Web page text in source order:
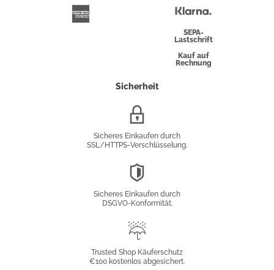
Überweisung
SEPA-
Lastschrift
Kauf auf
Rechnung
Sicherheit
Sicheres Einkaufen durch
SSL/HTTPS-Verschlüsselung.
Sicheres Einkaufen durch
DSGVO-Konformität.
Käuferschutz
Trusted Shop Käuferschutz
€100 kostenlos abgesichert.